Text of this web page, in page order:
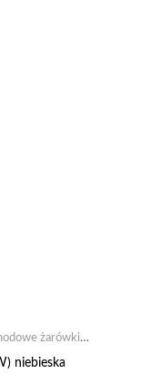
żarówki
niebieska